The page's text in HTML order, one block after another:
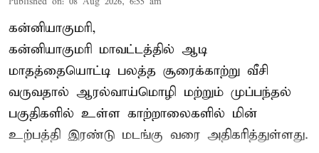
கன்னியாகுமரி,
கன்னியாகுமரி மாவட்டத்தில் ஆடி
மாதத்தையொட்டி பலத்த சூரைக்காற்று வீசி
வருவதால் ஆரல்வாய்மொழி மற்றும் முப்பந்தல்
பகுதிகளில் உள்ள காற்றாலைகளில் மின்
உற்பத்தி இரண்டு மடங்கு வரை அதிகரித்துள்ளது.